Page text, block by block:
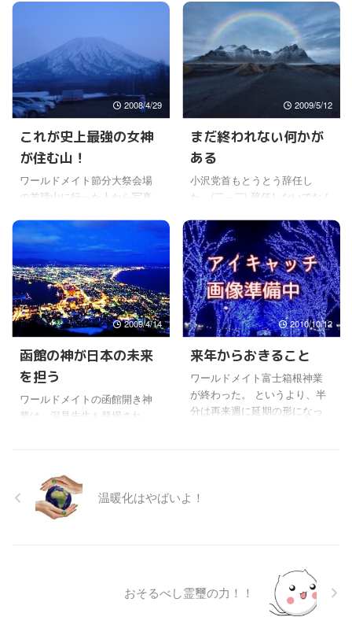
んお話しされていた。(￣∇￣;)
て、なんだろう。2010年の終
わりからということは、2011
年に世界的な大きな危機がく
ると言われた1999年の宇佐神
業のお話とも連動するようだ
けど。 その災いを救うために
今年、2009年に宇佐に行くこ
とになっていたと思う。 でも
からだし、節分もあるし、次
かタイトな日程だけど、でも
突然宇佐神業 ...
いちゃってますが(^。^)y-.。o○
でも、ワールドメイトの会員
は、箱根の神事が終わらない
と、 お正月がきた気にならな
いよね。ほんとに！ それはそ
うと、ワールドメイトの会員
のお正月といえば、実家のあ
いさつと、もうひとつ、伊勢
で正月を過ごすというのが、
ここ最近のおしゃれなすごし
れもいい感じだよなぁ。 だっ
きは、一日中、凧揚げした
り・・。 と ...
2008/4/29
これが史上最強の女神
が住む山！
ワールドメイト節分大祭会場
の羊蹄山に行った人から写真
(￣∇￣;) 本当に美しい山だった
らしいよ。(＠＿＠;) 本当に富
士山にそっくりなんだよね。
行きたかったなあ〜 セクムト
女神の故郷だからね。 神々し
い感じが写真からでも伝わる
よね〜。 ところでセクムト女
い。(￣—￣;) だから別名、七
面大明神と呼ばれるのか
な〜。 それから、今度開催さ
れる洞爺湖サミット会場は、
見てもらい ...
2009/5/12
まだ終われない何かが
ある
小沢党首もとうとう辞任し
た。(￣—￣) 辞任しないでなん
だけに、ちょっとびっくりし
たけどね。 ゴールデンウィー
ク中に、考え抜いて決断した
と言っていた。 麻生首相のコ
メントも面白かった。「何の
理由でやめるのか、なぜ今な
のかがよくわからなかっ
_〜メ) ワールドメイトのＧＷ
の伊勢神事に参加した会員と
しては、すごく納得するもの
があるけどね。(￣∇￣;) また、
2009/4/14
函館の神が日本の未来
を担う
ワールドメイトの函館開き神
業は、深見先生も登場され
らなかったけど、だんだん理
解できた。 そして函館という
土地が、とてもすごい神霊域
けど。 今回は衛星放送で参加
2010/10/12
来年からおきること
ワールドメイト富士箱根神業
が終わった。 というより、半
分は再来週に延期の形になっ
ての内容がだんだんわかって
本厄の2000年、後厄の2010年
までを超えてから、本核的な
地球の危機が来るんだよね。
温暖化はやばいよ！
おそるべし霊璽の力！！